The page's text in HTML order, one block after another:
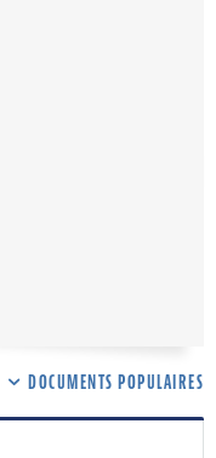
DOCUMENTS POPULAIRES